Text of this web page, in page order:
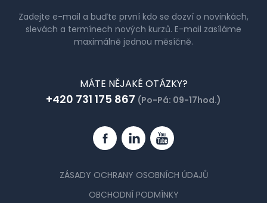
Zadejte e-mail a buďte první kdo se dozví o novinkách,
slevách a termínech nových kurzů. E-mail zasíláme
maximálně jednou měsíčně.
MÁTE NĚJAKÉ OTÁZKY?
+420 731 175 867 (Po-Pá: 09-17hod.)
FacebookLinkedinYouTube
ZÁSADY OCHRANY OSOBNÍCH ÚDAJŮ
OBCHODNÍ PODMÍNKY